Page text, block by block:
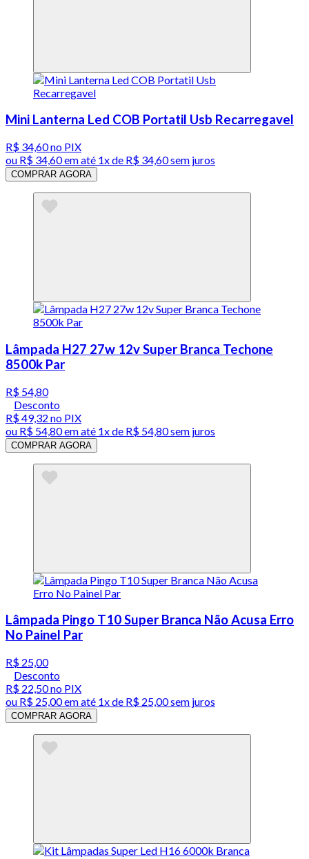
Mini Lanterna Led COB Portatil Usb Recarregavel
R$ 34,60no PIX
ou R$ 34,60em até 1x de R$ 34,60sem juros
COMPRAR AGORA
Lâmpada H27 27w 12v Super Branca Techone
8500k Par
R$ 54,80
Desconto
R$ 49,32 no PIX
ou R$ 54,80em até 1x de R$ 54,80sem juros
COMPRAR AGORA
Lâmpada Pingo T10 Super Branca Não Acusa Erro
No Painel Par
R$ 25,00
Desconto
R$ 22,50no PIX
ou R$ 25,00em até 1x de R$ 25,00sem juros
COMPRAR AGORA